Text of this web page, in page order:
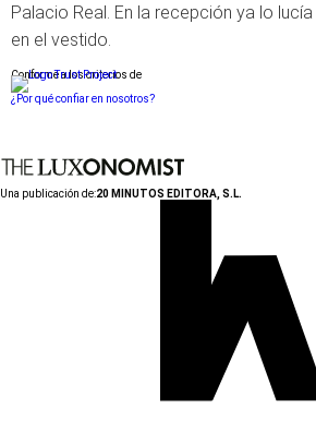
Palacio Real. En la recepción ya lo
en el vestido.
Conforme a los criterios de
¿Por qué confiar en nosotros?
Una publicación de:20 MINUTOS EDITORA, S.L.